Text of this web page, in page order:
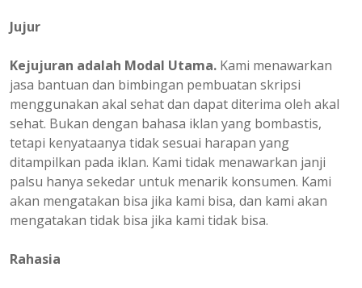
Jujur
Kejujuran adalah Modal Utama. Kami menawarkan
jasa bantuan dan bimbingan pembuatan skripsi
menggunakan akal sehat dan dapat diterima oleh akal
sehat. Bukan dengan bahasa iklan yang bombastis,
tetapi kenyataanya tidak sesuai harapan yang
ditampilkan pada iklan. Kami tidak menawarkan janji
palsu hanya sekedar untuk menarik konsumen. Kami
akan mengatakan bisa jika kami bisa, dan kami akan
mengatakan tidak bisa jika kami tidak bisa.
Rahasia